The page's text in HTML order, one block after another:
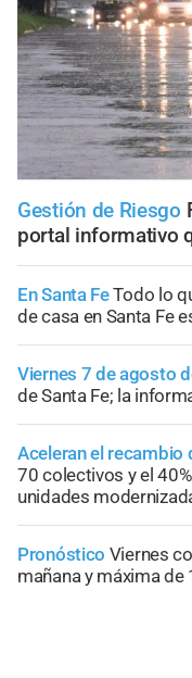
Gestión de Riesgo
portal informativo
En Santa FeTodo lo
de casa en Santa Fe
Viernes 7 de agosto
de Santa Fe; la
Aceleran el recambio
70 colectivos y el
unidades
Pronóstico Viernes
mañana y máxima de